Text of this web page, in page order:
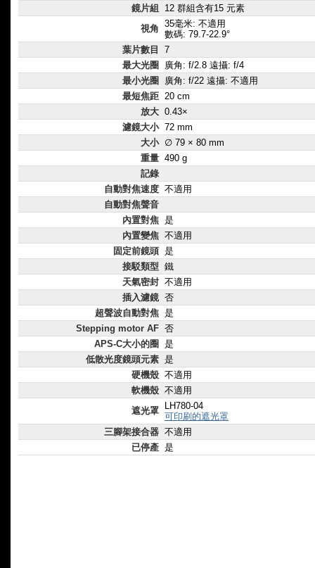
鏡片組
12 群組含有15 元素
視角 35毫米: 不適用
數碼: 79.7-22.9°
葉片數目
7
最大光圈
廣角: f/2.8 遠攝: f/4
最小光圈
廣角: f/22 遠攝: 不適用
最短焦距 20 cm
放大 0.43×
濾鏡大小 72 mm
大小 ∅ 79 × 80 mm
重量 490 g
記錄
自動對焦速度 不適用
自動對焦聲音
內置對焦 是
內置變焦 不適用
固定前鏡頭 是
接駁類型 鐵
天氣密封 不適用
插入濾鏡 否
超聲波自動對焦 是
Stepping motor AF 否
APS-C大小的圈
是
低散光度鏡頭元素 是
硬機殼 不適用
軟機殼 不適用
遮光罩
LH780-04
可印刷的遮光罩
三腳架接合器 不適用
已停產 是